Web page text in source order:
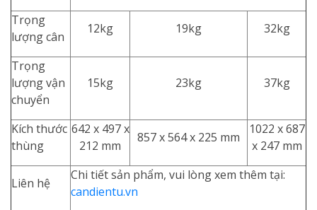
Trọng
lượng cân
12kg 19kg 32kg
Trọng
lượng vận
chuyển
15kg 23kg 37kg
Kích thước
thùng
642 x 497 x
212 mm
857 x 564 x 225 mm
1022 x 687
x 247 mm
Liên hệ
Chi tiết sản phẩm, vui lòng xem thêm tại:
candientu.vn